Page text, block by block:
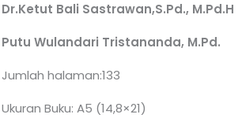
Dr.Ketut Bali Sastrawan,S.Pd., M.Pd.H
Putu Wulandari Tristananda, M.Pd.
Jumlah halaman:133
Ukuran Buku: A5 (14,8×21)